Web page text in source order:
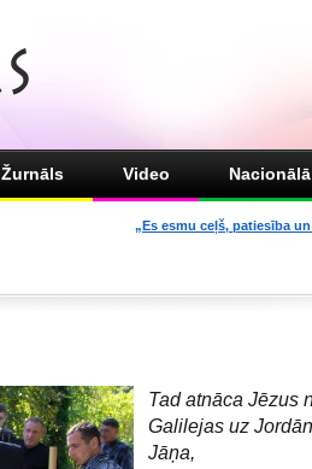
Žurnāls Video
„Es esmu ceļš, patiesība
Tad atnāca Jēzus
Galilejas uz
Jāņa,